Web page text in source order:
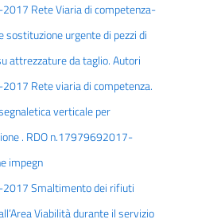
Rete Viaria di competenza-
sostituzione urgente di pezzi di
attrezzature da taglio. Autori
Rete viaria di competenza.
verticale per
. RDO n.17979692017-
impegn
Smaltimento dei rifiuti
Viabilità durante il servizio